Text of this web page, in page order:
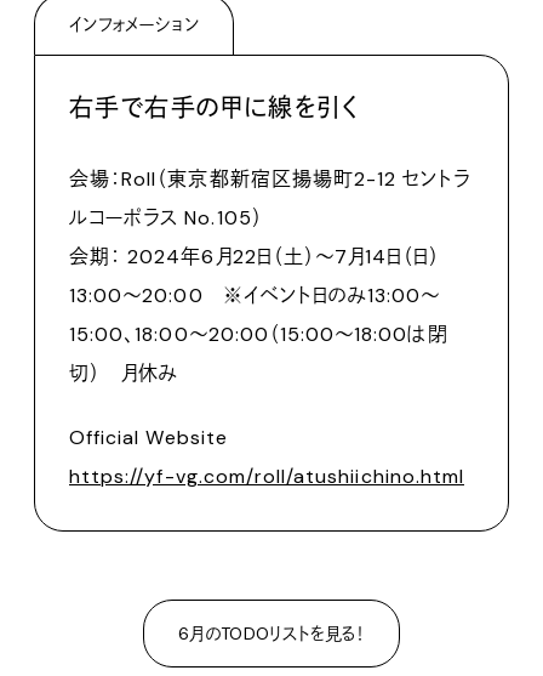
インフォメーション
右手で右手の甲に線を引く
会場：Roll（東京都新宿区揚場町2-12 セントラ
ルコーポラス No.105）
会期： 2024年6⽉22⽇（土）〜7⽉14⽇（日）
13:00〜20:00 ※イベント日のみ13:00〜
15:00、18:00〜20:00（15:00〜18:00は閉
切） ⽉休み
Official Website
https://yf-vg.com/roll/atushiichino.html
6月のTODOリストを見る！